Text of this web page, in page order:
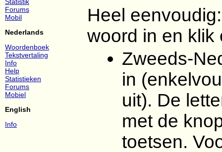
Heel
woord in en klik
Zweeds-
in
uit). De
met de
toetsen.
Forums
Mobil
Nederlands
Woordenboek
Tekstvertaling
Info
Help
Statistieken
Forums
Mobiel
English
Info